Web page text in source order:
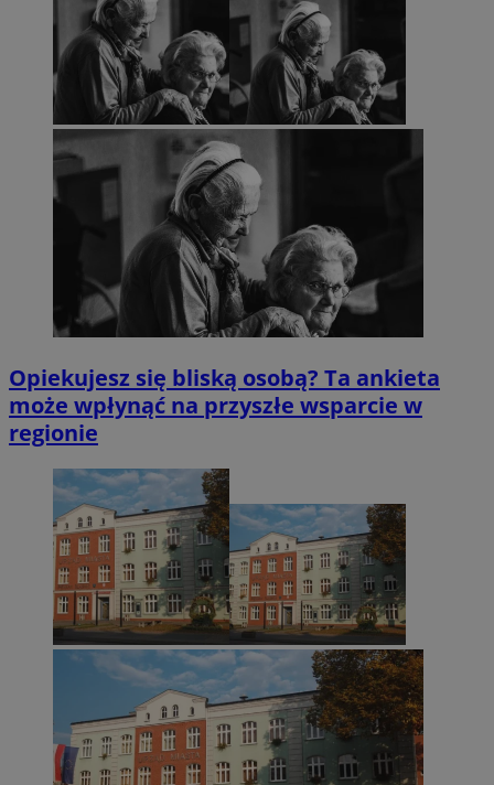
Opiekujesz się bliską osobą? Ta ankieta
może wpłynąć na przyszłe wsparcie w
regionie